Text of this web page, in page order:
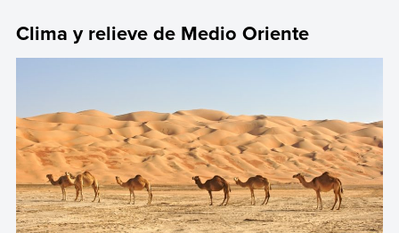
Clima y relieve de Medio Oriente